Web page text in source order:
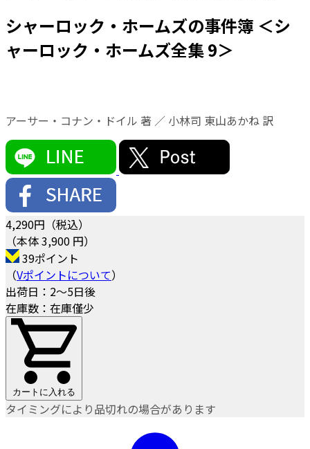
シャーロック・ホームズの事件簿 ＜シ
ャーロック・ホームズ全集 9＞
アーサー・コナン・ドイル 著 ／ 小林司 東山あかね 訳
4,290円（税込）
（本体 3,900 円）
39ポイント
（Vポイントについて）
出荷日：2～5日後
在庫数：在庫僅少
カートに入れる
タイミングにより品切れの場合があります